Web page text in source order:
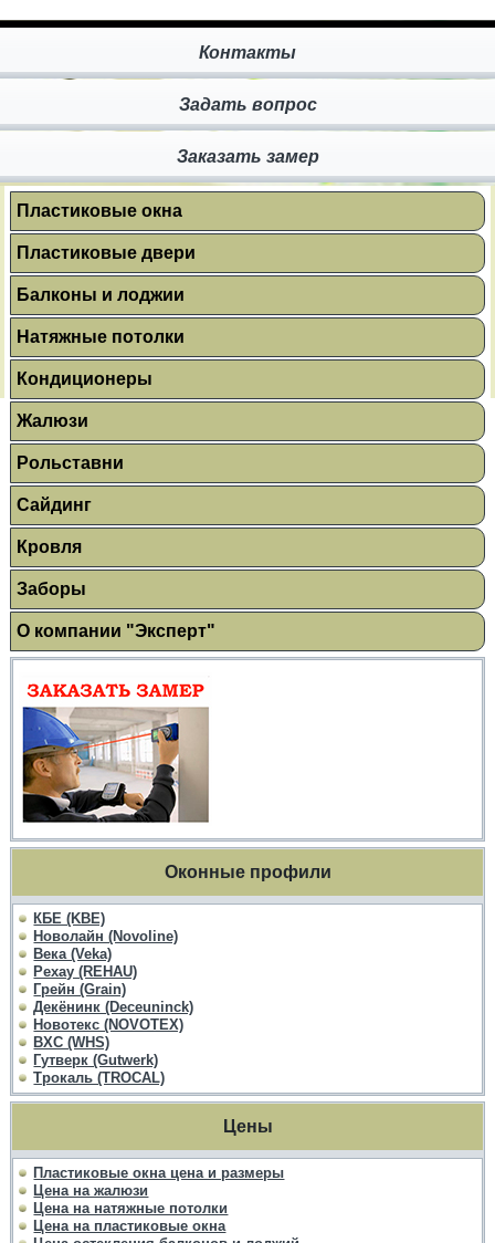
Контакты
Задать вопрос
Заказать замер
Пластиковые окна
Пластиковые двери
Балконы и лоджии
Натяжные потолки
Кондиционеры
Жалюзи
Рольставни
Сайдинг
Кровля
Заборы
О компании "Эксперт"
Оконные профили
КБЕ (KBE)
Новолайн (Novoline)
Века (Veka)
Рехау (REHAU)
Грейн (Grain)
Декёнинк (Deceuninck)
Новотекс (NOVOTEX)
ВХС (WHS)
Гутверк (Gutwerk)
Трокаль (TROCAL)
Цены
Пластиковые окна цена и размеры
Цена на жалюзи
Цена на натяжные потолки
Цена на пластиковые окна